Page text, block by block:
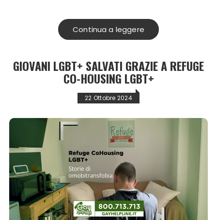
Continua a leggere
GIOVANI LGBT+ SALVATI GRAZIE A REFUGE
CO-HOUSING LGBT+
22 Ottobre 2024